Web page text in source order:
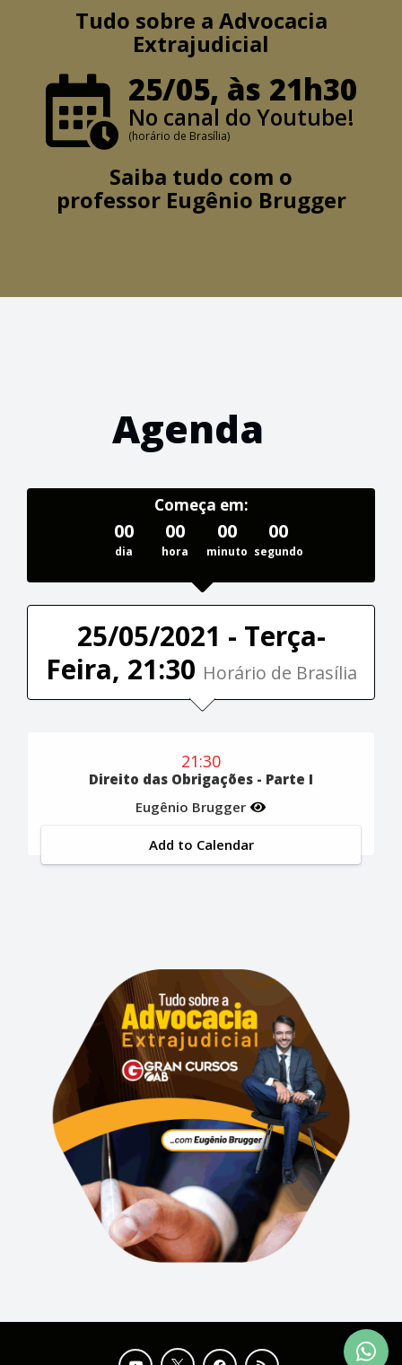
Tudo sobre a Advocacia
Extrajudicial
25/05, às 21h30
No canal do Youtube!
(horário de Brasília)
Saiba tudo com o
professor Eugênio Brugger
Agenda
Começa em:
00
dia
00
hora
00
minuto
00
segundo
25/05/2021 - Terça-
Feira, 21:30 Horário de Brasília
21:30
Direito das Obrigações - Parte I
Eugênio Brugger
Add to Calendar